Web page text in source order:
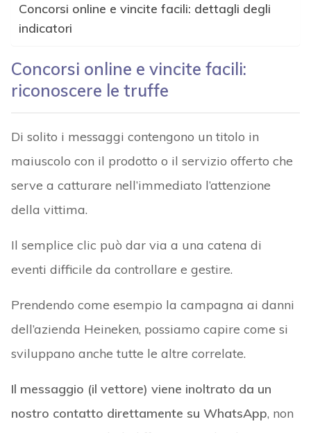
Concorsi online e vincite facili: dettagli degli
indicatori
Concorsi online e vincite facili:
riconoscere le truffe
Di solito i messaggi contengono un titolo in
maiuscolo con il prodotto o il servizio offerto che
serve a catturare nell’immediato l’attenzione
della vittima.
Il semplice clic può dar via a una catena di
eventi difficile da controllare e gestire.
Prendendo come esempio la campagna ai danni
dell’azienda Heineken, possiamo capire come si
sviluppano anche tutte le altre correlate.
Il messaggio (il vettore) viene inoltrato da un
nostro contatto direttamente su WhatsApp, non